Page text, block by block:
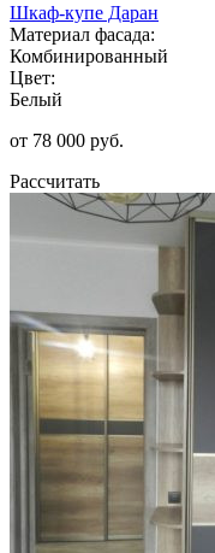
Шкаф-купе Даран
Материал фасада:
Комбинированный
Цвет:
Белый
от 78 000 руб.
Рассчитать